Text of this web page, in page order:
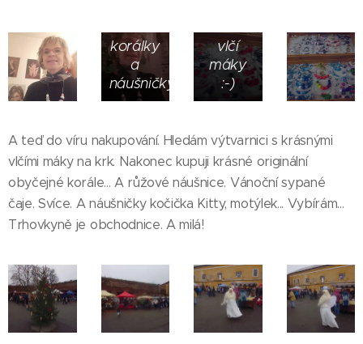
korálky
a
náušničky
vlčí
máky
:-)
A teď do víru nakupování. Hledám výtvarnici s krásnými
vlčími máky na krk. Nakonec kupuji krásné originální
obyčejné korále... A růžové náušnice. Vánoční sypané
čaje. Svíce. A náušničky kočička Kitty, motýlek... Vybírám...
Trhovkyně je obchodnice. A milá!